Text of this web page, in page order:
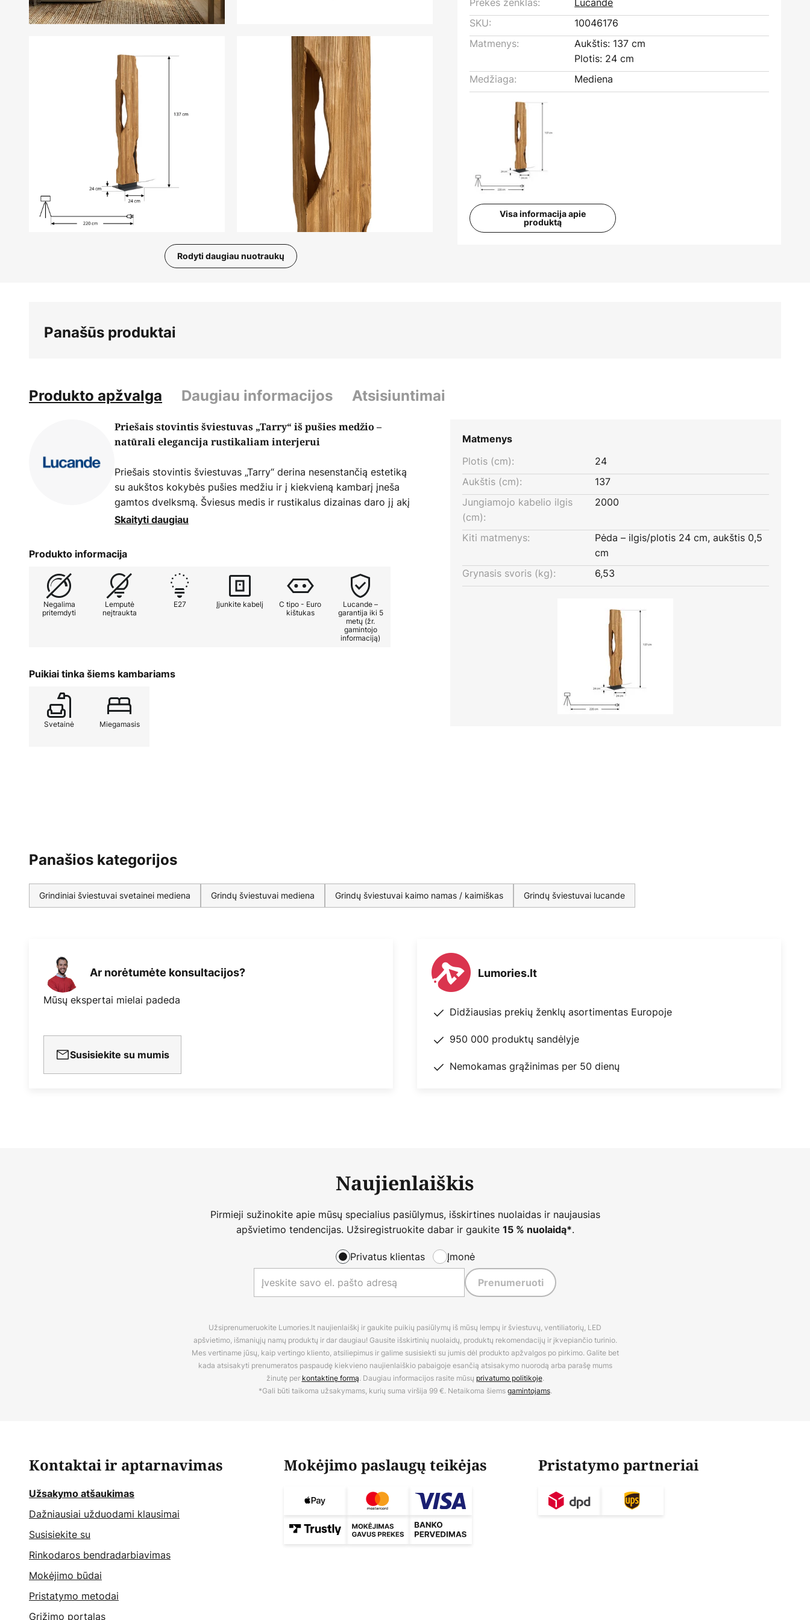
Rodyti daugiau nuotraukų
SKU:
10046176
Matmenys:
Aukštis: 137 cm
Plotis: 24 cm
Medžiaga:
Mediena
Visa informacija apie
produktą
Panašūs produktai
Produkto apžvalga Daugiau informacijos Atsisiuntimai
Priešais stovintis šviestuvas „Tarry“ iš pušies medžio –
natūrali elegancija rustikaliam interjerui
Priešais stovintis šviestuvas „Tarry“ derina nesenstančią estetiką
su aukštos kokybės pušies medžiu ir į kiekvieną kambarį įneša
gamtos dvelksmą. Šviesus medis ir rustikalus dizainas daro jį akį
traukiančiu akcentu, kuris harmoningai įsilieja į svetainę ir
sukuria jaukią atmosferą, kviečiančią pasilikti.
Dizainerio Ingo Thiele sukurta stovinė lempa įtikina ne tik savo
išvaizda, bet ir universalumu. Joje telpa keturios E27 lemputės,
todėl ji užtikrina optimalų šviesos pasiskirstymą, tinkamą tiek
Skaityti daugiau
Produkto informacija
Negalima
pritemdyti
Lemputė
neįtraukta
E27 Įjunkite kabelį
C tipo - Euro
kištukas
Lucande –
garantija iki 5
metų (žr.
gamintojo
informaciją)
Puikiai tinka šiems kambariams
Svetainė Miegamasis
Matmenys
Plotis (cm):
24
Aukštis (cm):
137
Jungiamojo kabelio ilgis
(cm):
2000
Kiti matmenys:
Pėda – ilgis/plotis 24 cm, aukštis 0,5
cm
Grynasis svoris (kg):
6,53
Panašios kategorijos
Grindiniai šviestuvai svetainei mediena Grindų šviestuvai mediena Grindų šviestuvai kaimo namas / kaimiškas Grindų šviestuvai lucande
Ar norėtumėte konsultacijos?
Mūsų ekspertai mielai padeda
Susisiekite su mumis
Lumories.lt
Didžiausias prekių ženklų asortimentas Europoje
950 000 produktų sandėlyje
Nemokamas grąžinimas per 50 dienų
Naujienlaiškis
Pirmieji sužinokite apie mūsų specialius pasiūlymus, išskirtines nuolaidas ir naujausias
apšvietimo tendencijas. Užsiregistruokite dabar ir gaukite 15 % nuolaidą*.
Privatus klientas Įmonė
Prenumeruoti
Užsiprenumeruokite Lumories.lt naujienlaiškį ir gaukite puikių pasiūlymų iš mūsų lempų ir šviestuvų, ventiliatorių, LED
apšvietimo, išmaniųjų namų produktų ir dar daugiau! Gausite išskirtinių nuolaidų, produktų rekomendacijų ir įkvepiančio turinio.
Mes vertiname jūsų, kaip vertingo kliento, atsiliepimus ir galime susisiekti su jumis dėl produkto apžvalgos po pirkimo. Galite bet
kada atsisakyti prenumeratos paspaudę kiekvieno naujienlaiškio pabaigoje esančią atsisakymo nuorodą arba parašę mums
žinutę per kontaktinę formą. Daugiau informacijos rasite mūsų privatumo politikoje.
*Gali būti taikoma užsakymams, kurių suma viršija 99 €. Netaikoma šiemsgamintojams.
Kontaktai ir aptarnavimas
Užsakymo atšaukimas
Dažniausiai užduodami klausimai
Susisiekite su
Rinkodaros bendradarbiavimas
Mokėjimo būdai
Pristatymo metodai
Grįžimo portalas
Mokėjimo paslaugų teikėjas Pristatymo partneriai